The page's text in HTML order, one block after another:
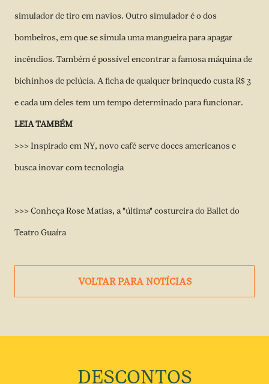
simulador de tiro em navios. Outro simulador é o dos
bombeiros, em que se simula uma mangueira para apagar
incêndios. Também é possível encontrar a famosa máquina de
bichinhos de pelúcia. A ficha de qualquer brinquedo custa R$ 3
e cada um deles tem um tempo determinado para funcionar.
LEIA TAMBÉM
>>> Inspirado em NY, novo café serve doces americanos e
busca inovar com tecnologia
>>> Conheça Rose Matias, a "última" costureira do Ballet do
Teatro Guaíra
VOLTAR PARA NOTÍCIAS
DESCONTOS